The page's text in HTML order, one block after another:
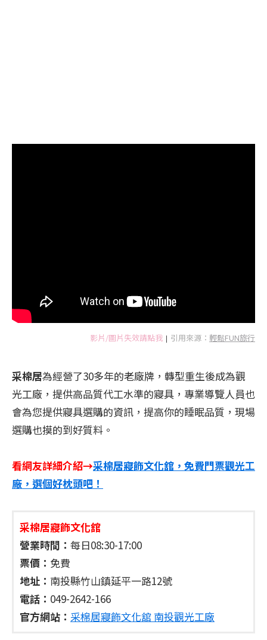
影片/圖片失效請點我 | 引用來源： 輕鬆FUN旅行
采棉居為經營了30多年的老廠牌，轉型重生後成為觀
光工廠，提供高品質代工水準的寢具，專業導覽人員也
會為您提供寢具選購的資訊，提高你的睡眠品質，現場
選購也摸的到好質料。
看網友詳細介紹→采棉居寢飾文化舘，免費門票觀光工
廠，選個好枕頭吧！
采棉居寢飾文化舘
營業時間： 每日08:30-17:00
票價： 免費
地址： 南投縣竹山鎮延平一路12號
電話： 049-2642-166
官方網站： 采棉居寢飾文化舘 南投觀光工廠